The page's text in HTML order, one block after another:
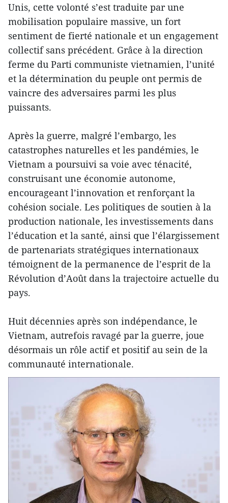
Unis, cette volonté s’est traduite par une
mobilisation populaire massive, un fort
sentiment de fierté nationale et un engagement
collectif sans précédent. Grâce à la direction
ferme du Parti communiste vietnamien, l’unité
et la détermination du peuple ont permis de
vaincre des adversaires parmi les plus
puissants.
Après la guerre, malgré l’embargo, les
catastrophes naturelles et les pandémies, le
Vietnam a poursuivi sa voie avec ténacité,
construisant une économie autonome,
encourageant l’innovation et renforçant la
cohésion sociale. Les politiques de soutien à la
production nationale, les investissements dans
l’éducation et la santé, ainsi que l’élargissement
de partenariats stratégiques internationaux
témoignent de la permanence de l’esprit de la
Révolution d’Août dans la trajectoire actuelle du
pays.
Huit décennies après son indépendance, le
Vietnam, autrefois ravagé par la guerre, joue
désormais un rôle actif et positif au sein de la
communauté internationale.